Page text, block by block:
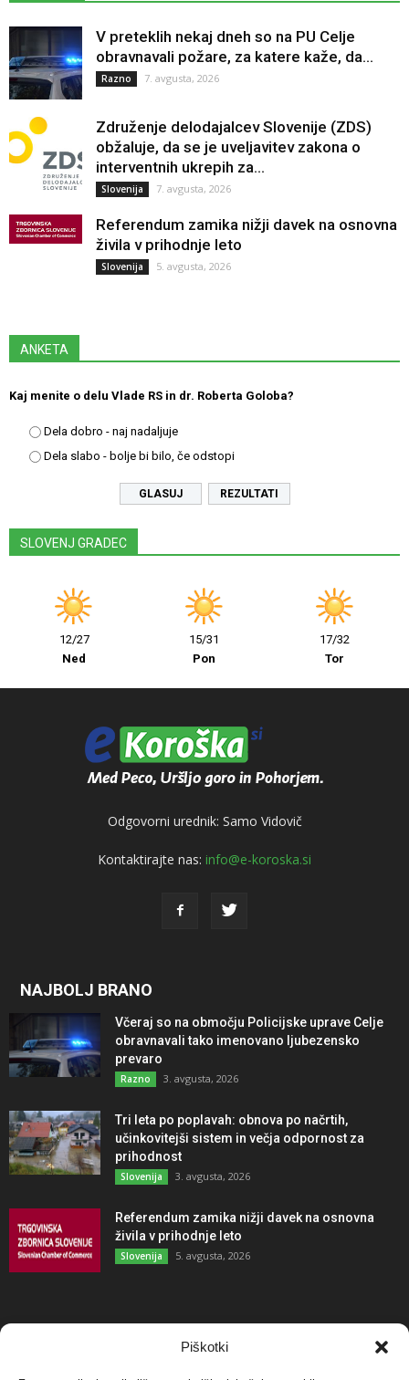
Piškotki
V preteklih nekaj dneh so na PU Celje
obravnavali požare, za katere kaže, da...
Razno 7. avgusta, 2026
Združenje delodajalcev Slovenije (ZDS)
obžaluje, da se je uveljavitev zakona o
interventnih ukrepih za...
Slovenija 7. avgusta, 2026
Referendum zamika nižji davek na osnovna
živila v prihodnje leto
Slovenija 5. avgusta, 2026
ANKETA
Kaj menite o delu Vlade RS in dr. Roberta Goloba?
Dela dobro - naj nadaljuje
Dela slabo - bolje bi bilo, če odstopi
REZULTATI
SLOVENJ GRADEC
12/27
Ned
15/31
Pon
17/32
Tor
Odgovorni urednik: Samo Vidovič
Kontaktirajte nas: info@e-koroska.si
NAJBOLJ BRANO
Včeraj so na območju Policijske uprave Celje
obravnavali tako imenovano ljubezensko
prevaro
Razno 3. avgusta, 2026
Tri leta po poplavah: obnova po načrtih,
učinkovitejši sistem in večja odpornost za
prihodnost
Slovenija 3. avgusta, 2026
Referendum zamika nižji davek na osnovna
živila v prihodnje leto
Slovenija 5. avgusta, 2026
NAJBOLJ KOMENTIRANO